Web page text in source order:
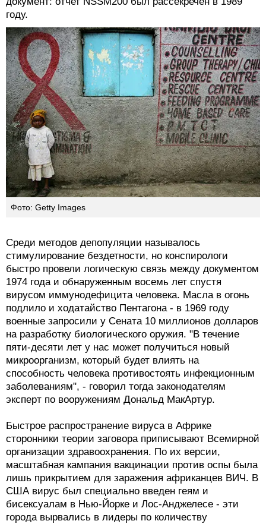
году.
Фото: Getty Images
Среди методов депопуляции называлось
стимулирование бездетности, но конспирологи
быстро провели логическую связь между документом
1974 года и обнаруженным восемь лет спустя
вирусом иммунодефицита человека. Масла в огонь
подлило и ходатайство Пентагона - в 1969 году
военные запросили у Сената 10 миллионов долларов
на разработку биологического оружия. "В течение
пяти-десяти лет у нас может получиться новый
микроорганизм, который будет влиять на
способность человека противостоять инфекционным
заболеваниям", - говорил тогда законодателям
эксперт по вооружениям Дональд МакАртур.
Быстрое распространение вируса в Африке
сторонники теории заговора приписывают Всемирной
организации здравоохранения. По их версии,
масштабная кампания вакцинации против оспы была
лишь прикрытием для заражения африканцев ВИЧ. В
США вирус был специально введен геям и
бисексуалам в Нью-Йорке и Лос-Анджелесе - эти
города вырвались в лидеры по количеству